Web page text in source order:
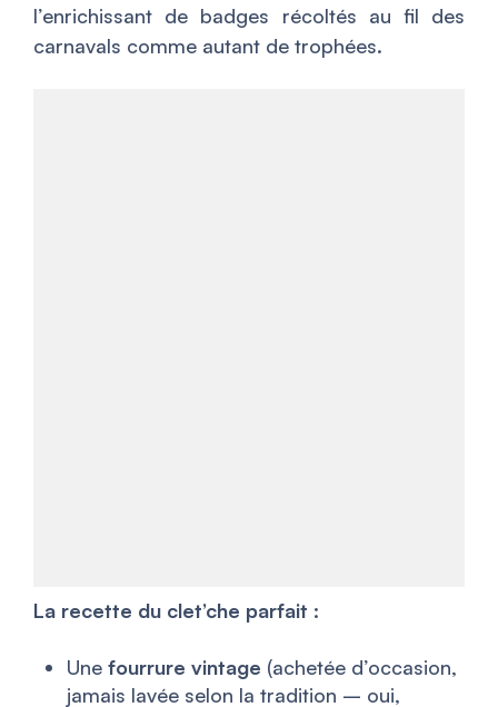
l’enrichissant de badges récoltés au fil des
carnavals comme autant de trophées.
La recette du clet’che parfait :
Une fourrure vintage (achetée d’occasion,
jamais lavée selon la tradition – oui,